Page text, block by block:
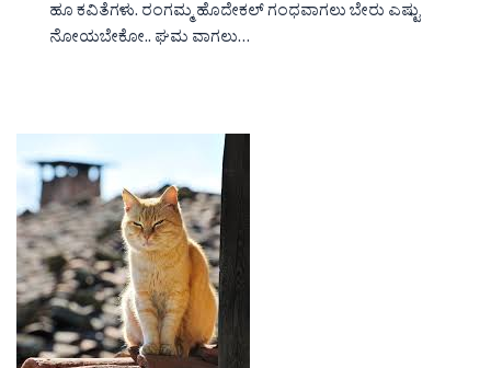
ಹೂ ಕವಿತೆಗಳು. ರಂಗಮ್ಮ ಹೊದೇಕಲ್ ಗಂಧವಾಗಲು ಬೇರು ಎಷ್ಟು
ನೋಯಬೇಕೋ.. ಘಮ ವಾಗಲು…